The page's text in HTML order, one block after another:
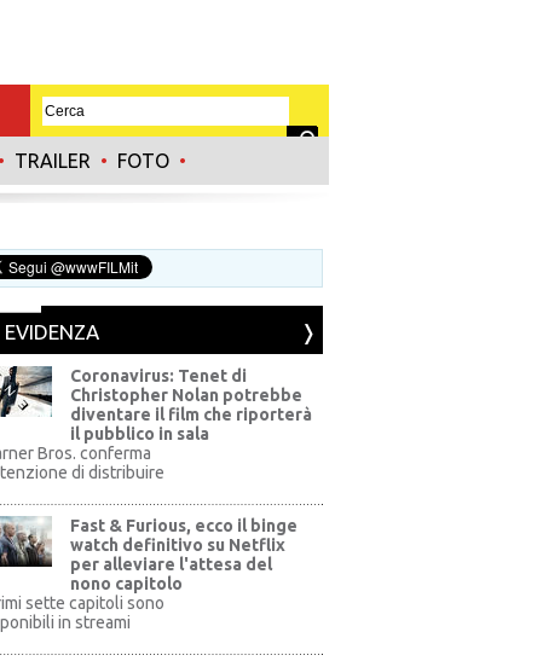
• TRAILER • FOTO •
EVIDENZA
Coronavirus: Tenet di
Christopher Nolan potrebbe
diventare il film che riporterà
il pubblico in sala
Bros. conferma
di distribuire
Fast & Furious, ecco il binge
watch definitivo su Netflix
per alleviare l'attesa del
nono capitolo
sette capitoli sono
in streami